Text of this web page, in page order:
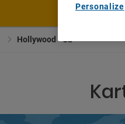
Hollywood - Ca
Personalize